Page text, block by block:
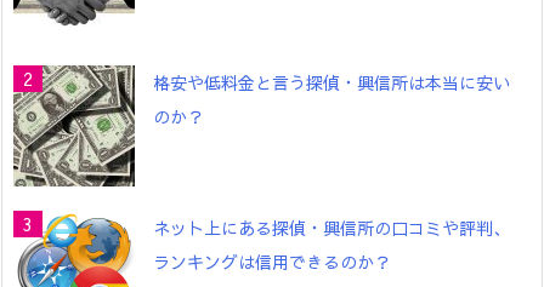
格安や低料金と言う探偵・興信所は本当に安い
のか？
ネット上にある探偵・興信所の口コミや評判、
ランキングは信用できるのか？